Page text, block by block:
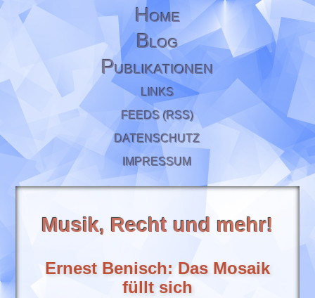
HOME
BLOG
PUBLIKATIONEN
LINKS
FEEDS (RSS)
DATENSCHUTZ
IMPRESSUM
Musik, Recht und mehr!
Ernest Benisch: Das Mosaik
füllt sich